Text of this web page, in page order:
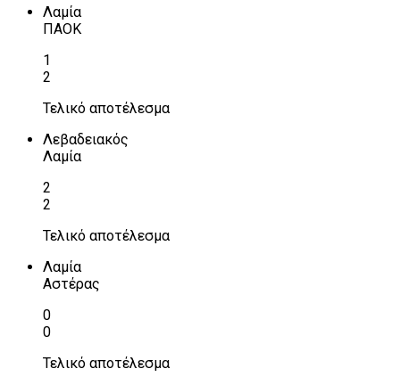
Λαμία
ΠΑΟΚ
1
2
Τελικό αποτέλεσμα
Λεβαδειακός
Λαμία
2
2
Τελικό αποτέλεσμα
Λαμία
Αστέρας
0
0
Τελικό αποτέλεσμα